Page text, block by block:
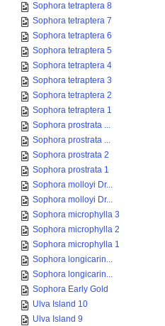
Sophora tetraptera 8
Sophora tetraptera 7
Sophora tetraptera 6
Sophora tetraptera 5
Sophora tetraptera 4
Sophora tetraptera 3
Sophora tetraptera 2
Sophora tetraptera 1
Sophora prostrata ...
Sophora prostrata ...
Sophora prostrata 2
Sophora prostrata 1
Sophora molloyi Dr...
Sophora molloyi Dr...
Sophora microphylla 3
Sophora microphylla 2
Sophora microphylla 1
Sophora longicarin...
Sophora longicarin...
Sophora Early Gold
Ulva Island 10
Ulva Island 9